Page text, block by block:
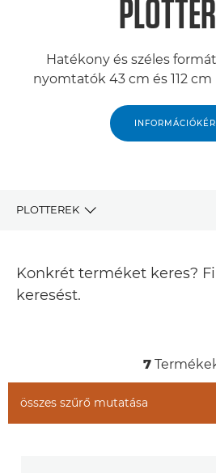
Hatékony és széles
nyomtatók 43 cm és 112
PLOTTEREK
KAPCSOLÓDÓ TERMÉKEK
Konkrét terméket keres?
keresést.
7
összes szűrő mutatása